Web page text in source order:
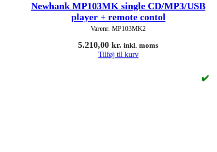
Newhank MP103MK single CD/MP3/USB
player + remote contol
Varenr. MP103MK2
5.210,00 kr. inkl. moms
Tilføj til kurv
✔️